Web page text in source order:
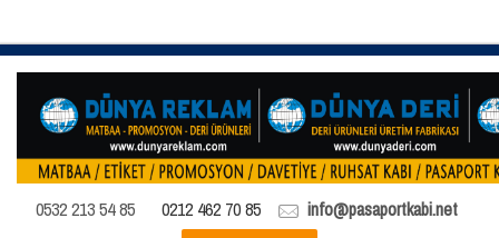
0532 213 54 85 0212 462 70 85 info@pasaportkabi.net